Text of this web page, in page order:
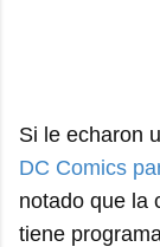
Si le echaron
DC Comics
notado que la
tiene